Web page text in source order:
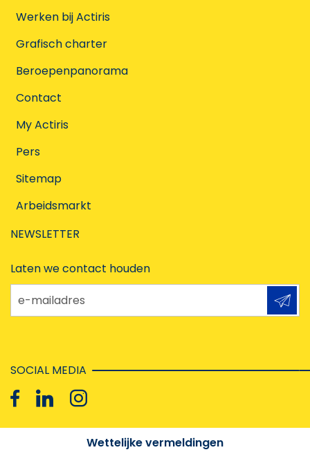
Werken bij Actiris
Grafisch charter
Beroepenpanorama
Contact
My Actiris
Pers
Sitemap
Arbeidsmarkt
NEWSLETTER
Laten we contact houden
e-mailadres
SOCIAL MEDIA
Wettelijke vermeldingen